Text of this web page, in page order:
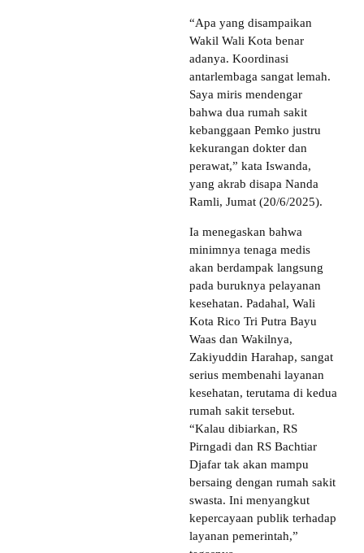
“Apa yang disampaikan
Wakil Wali Kota benar
adanya. Koordinasi
antarlembaga sangat lemah.
Saya miris mendengar
bahwa dua rumah sakit
kebanggaan Pemko justru
kekurangan dokter dan
perawat,” kata Iswanda,
yang akrab disapa Nanda
Ramli, Jumat (20/6/2025).
Ia menegaskan bahwa
minimnya tenaga medis
akan berdampak langsung
pada buruknya pelayanan
kesehatan. Padahal, Wali
Kota Rico Tri Putra Bayu
Waas dan Wakilnya,
Zakiyuddin Harahap, sangat
serius membenahi layanan
kesehatan, terutama di kedua
rumah sakit tersebut.
“Kalau dibiarkan, RS
Pirngadi dan RS Bachtiar
Djafar tak akan mampu
bersaing dengan rumah sakit
swasta. Ini menyangkut
kepercayaan publik terhadap
layanan pemerintah,”